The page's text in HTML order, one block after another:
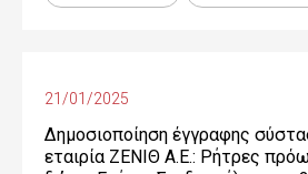
21/01/2025
Δημοσιοποίηση έγγραφης
εταιρία ΖΕΝΙΘ Α.Ε.: Ρήτρες